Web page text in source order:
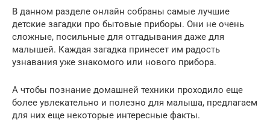
В данном разделе онлайн собраны самые лучшие
детские загадки про бытовые приборы. Они не очень
сложные, посильные для отгадывания даже для
малышей. Каждая загадка принесет им радость
узнавания уже знакомого или нового прибора.
А чтобы познание домашней техники проходило еще
более увлекательно и полезно для малыша, предлагаем
для них еще некоторые интересные факты.